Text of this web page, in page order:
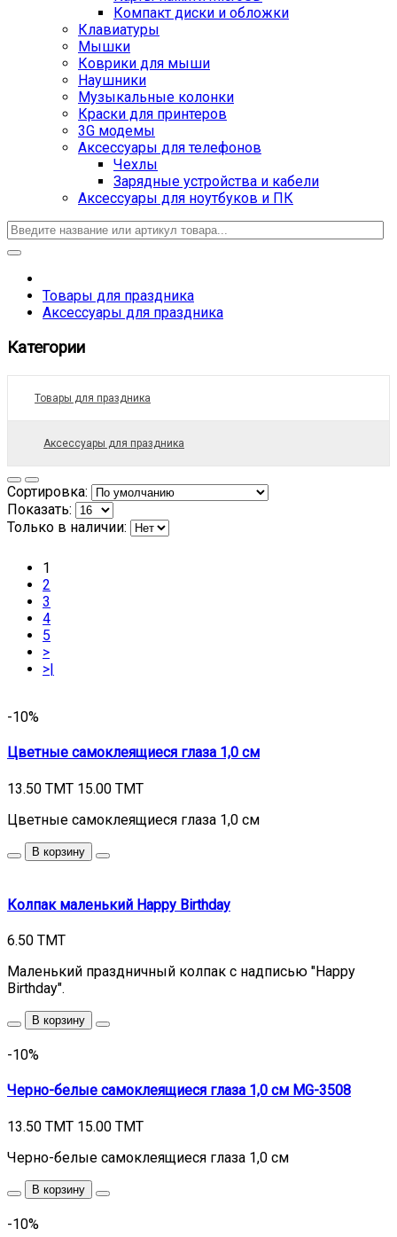
Компакт диски и обложки
Клавиатуры
Мышки
Коврики для мыши
Наушники
Музыкальные колонки
Краски для принтеров
3G модемы
Аксессуары для телефонов
Чехлы
Зарядные устройства и кабели
Аксессуары для ноутбуков и ПК
Товары для праздника
Аксессуары для праздника
Категории
Товары для праздника
Аксессуары для праздника
Сортировка:
Показать:
Только в наличии:
1
2
3
4
5
>
>|
-10%
Цветные самоклеящиеся глаза 1,0 см
13.50 TMT 15.00 TMT
Цветные самоклеящиеся глаза 1,0 см
В корзину
Колпак маленький Happy Birthday
6.50 TMT
Маленький праздничный колпак с надписью "Happy
Birthday".
В корзину
-10%
Черно-белые самоклеящиеся глаза 1,0 см MG-3508
13.50 TMT 15.00 TMT
Черно-белые самоклеящиеся глаза 1,0 см
В корзину
-10%